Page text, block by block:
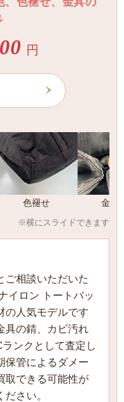
円
色褪せ 金具
※横にスライドできます
ご相談いただいた
イロン トートバッ
の人気モデルです
具の錆、カビ汚れ
ンクとして査定し
保管によるダメー
取できる可能性が
さい。